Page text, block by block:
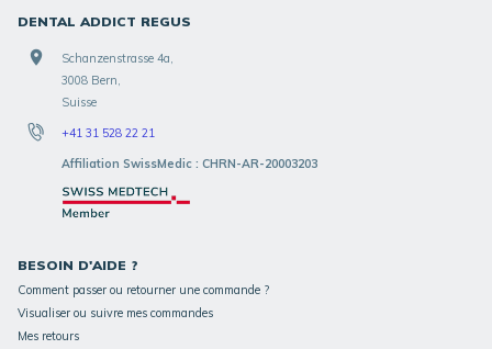
DENTAL ADDICT REGUS
Schanzenstrasse 4a,
3008 Bern,
Suisse
+41 31 528 22 21
Affiliation SwissMedic : CHRN-AR-20003203
BESOIN D'AIDE ?
Comment passer ou retourner une commande ?
Visualiser ou suivre mes commandes
Mes retours